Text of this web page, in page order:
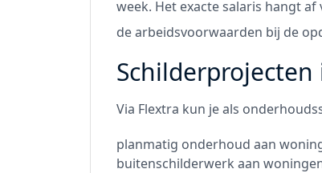
week. Het exacte salaris hangt
de arbeidsvoorwaarden bij de
Via Flextra kun je als
planmatig onderhoud aan
buitenschilderwerk aan